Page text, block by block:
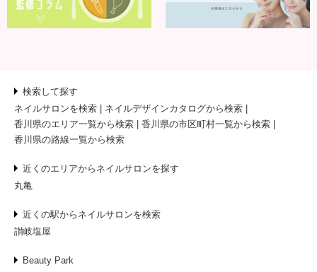
検索して探す
ネイルサロンを検索
ネイルデザインカタログから検索
香川県のエリア一覧から検索
香川県の市区町村一覧から検索
香川県の路線一覧から検索
近くのエリアからネイルサロンを探す
丸亀
近くの駅からネイルサロンを検索
讃岐塩屋
Beauty Park